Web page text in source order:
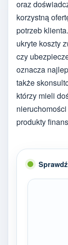
oraz
korzystną
potrzeb
ukryte koszty
czy
oznacza
także
którzy mieli
produkty